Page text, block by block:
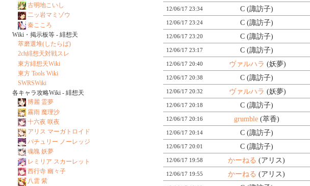
12/06/17 23:34 C (諏訪子)
12/06/17 23:24 C (諏訪子)
12/06/17 23:20 C (諏訪子)
12/06/17 23:17 C (諏訪子)
12/06/17 20:40 ヴァルハラ (妖夢)
12/06/17 20:38 C (諏訪子)
12/06/17 20:32 ヴァルハラ (妖夢)
12/06/17 20:18 C (諏訪子)
12/06/17 20:16 grumble(萃香)
12/06/17 20:14 C (諏訪子)
12/06/17 20:01 C (諏訪子)
12/06/17 19:58 かーねる (アリス)
12/06/17 19:55 かーねる (アリス)
古明地こいし
二ッ岩マミゾウ
秦こころ
Wiki・掲示板等 - 緋想天
萃磨選堆(したらば)
2ch緋想天対戦スレ
東方緋想天Wiki
東方 Tools Wiki
SWRSWiki
各キャラ攻略Wiki - 緋想天
博麗 霊夢
霧雨 魔理沙
十六夜 咲夜
アリス マーガトロイド
パチュリー ノーレッジ
魂魄 妖夢
レミリア スカーレット
西行寺 幽々子
八雲 紫